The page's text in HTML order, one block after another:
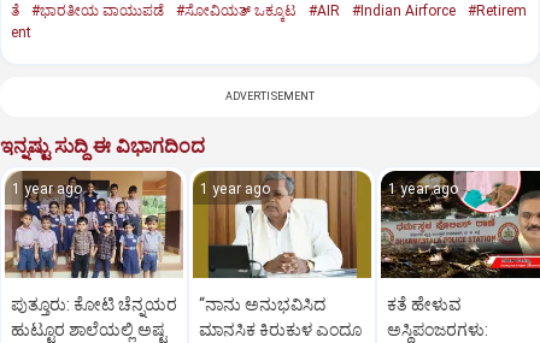
ತೆ
#ಭಾರತೀಯ ವಾಯುಪಡೆ #ಸೋವಿಯತ್‌ ಒಕ್ಕೂಟ #AIR #Indian Airforce
#Retirem
ent
ADVERTISEMENT
ಇನ್ನಷ್ಟು ಸುದ್ದಿ ಈ ವಿಭಾಗದಿಂದ
1 year ago
ಪುತ್ತೂರು: ಕೋಟಿ ಚೆನ್ನಯರ
ಹುಟ್ಟೂರ ಶಾಲೆಯಲ್ಲಿ ಅಷ್ಟ
1 year ago
“ನಾನು ಅನುಭವಿಸಿದ
ಮಾನಸಿಕ ಕಿರುಕುಳ ಎಂದೂ
1 year ago
ಕತೆ ಹೇಳುವ
ಅಸ್ಥಿಪಂಜರಗಳು: